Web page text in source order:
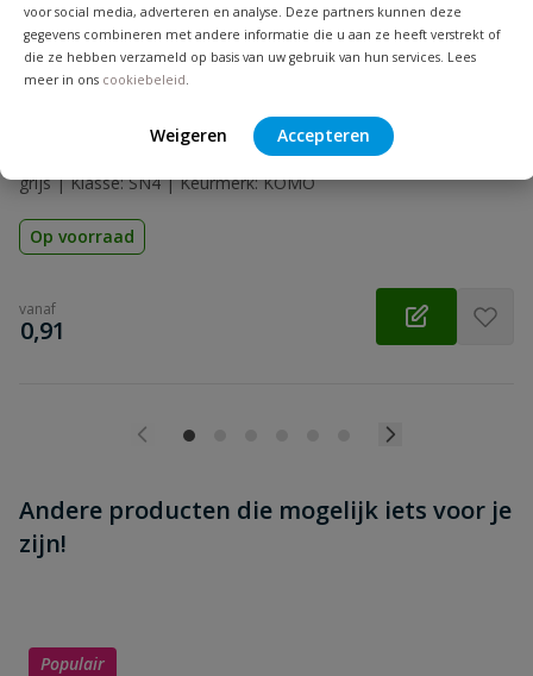
voor social media, adverteren en analyse. Deze partners kunnen deze
gegevens combineren met andere informatie die u aan ze heeft verstrekt of
die ze hebben verzameld op basis van uw gebruik van hun services. Lees
meer in ons cookiebeleid.
Weigeren Accepteren
Beoordeling versturen
PVC bocht 45° 2x lijm
Aansluiting: inwendig lijm | Diameter: 32 t/m 200 mm | Kleur:
grijs | Klasse: SN4 | Keurmerk: KOMO
Op voorraad
vanaf
€
0,91
Andere producten die mogelijk iets voor je
zijn!
Populair